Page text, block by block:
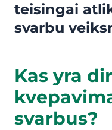
teisingai
svarbu
Kas yra
svarbus?